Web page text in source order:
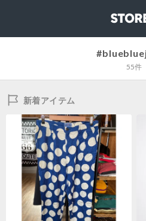
55件
新着アイテム